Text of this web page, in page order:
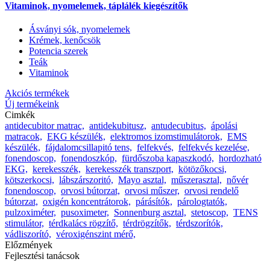
Vitaminok, nyomelemek, táplálék kiegészítők
Ásványi sók, nyomelemek
Krémek, kenőcsök
Potencia szerek
Teák
Vitaminok
Akciós termékek
Új termékeink
Cimkék
antidecubitor matrac, antidekubitusz, antudecubitus, ápolási
matracok, EKG készülék, elektromos izomstimulátorok, EMS
készülék, fájdalomcsillapitó tens, felfekvés, felfekvés kezelése,
fonendoscop, fonendoszkóp, fürdőszoba kapaszkodó, hordozható
EKG, kerekesszék, kerekesszék transzport, kötözőkocsi,
kötszerkocsi, lábszárszoritó, Mayo asztal, műszerasztal, nővér
fonendoscop, orvosi bútorzat, orvosi műszer, orvosi rendelő
bútorzat, oxigén koncentrátorok, párásítók, párologtatók,
pulzoximéter, pusoximeter, Sonnenburg asztal, stetoscop, TENS
stimulátor, térdkalács rögzítő, térdrögzítők, térdszorítók,
vádliszorító, véroxigénszint mérő,
Előzmények
Fejlesztési tanácsok